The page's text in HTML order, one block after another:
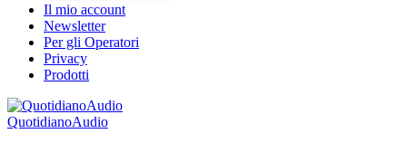
Il mio account
Newsletter
Per gli Operatori
Privacy
Prodotti
QuotidianoAudio